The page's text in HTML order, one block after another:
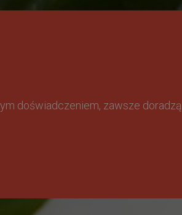
doświadczeniem, zawsze doradzą